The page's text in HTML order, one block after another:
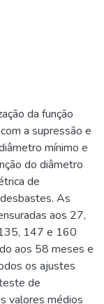
da função
a supressão e
mínimo e
do diâmetro
de
As
aos 27,
147 e 160
aos 58 meses e
os ajustes
de
valores médios